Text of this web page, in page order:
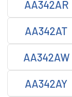
AA342AR
AA342AT
AA342AW
AA342AY